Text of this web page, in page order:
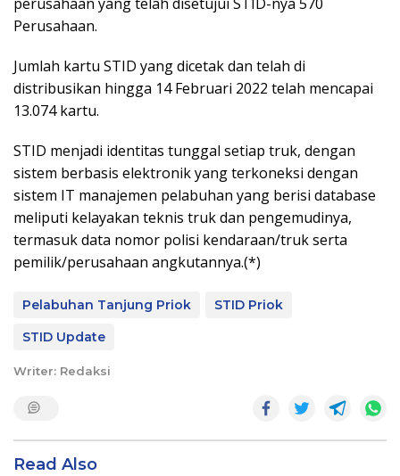
Perusahaan.
Jumlah kartu STID yang dicetak dan telah di
distribusikan hingga 14 Februari 2022 telah mencapai
13.074 kartu.
STID menjadi identitas tunggal setiap truk, dengan
sistem berbasis elektronik yang terkoneksi dengan
sistem IT manajemen pelabuhan yang berisi database
meliputi kelayakan teknis truk dan pengemudinya,
termasuk data nomor polisi kendaraan/truk serta
pemilik/perusahaan angkutannya.(*)
Pelabuhan Tanjung Priok
STID Priok
STID Update
Writer: Redaksi
Read Also